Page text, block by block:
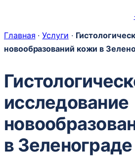
Главная ·Услуги ·
новообразований кожи в
исследование
в Зеленограде